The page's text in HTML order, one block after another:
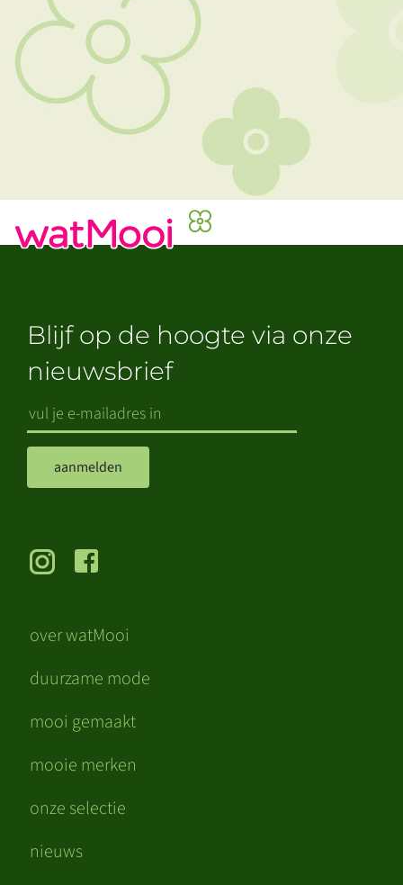
over watMooi
duurzame mode
mooi gemaakt
mooie merken
onze selectie
nieuws
Blijf op de hoogte via onze
nieuwsbrief
aanmelden